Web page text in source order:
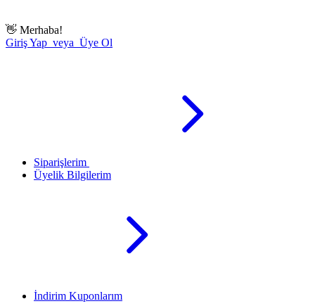
👋 Merhaba!
Giriş Yap veya Üye Ol
Siparişlerim
Üyelik Bilgilerim
İndirim Kuponlarım